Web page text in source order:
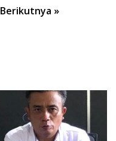
Berikutnya »